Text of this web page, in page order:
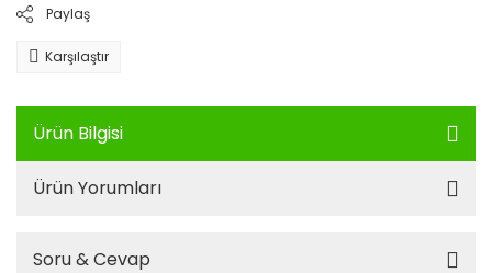
Paylaş
Karşılaştır
Ürün Bilgisi
Ürün Yorumları
Soru & Cevap